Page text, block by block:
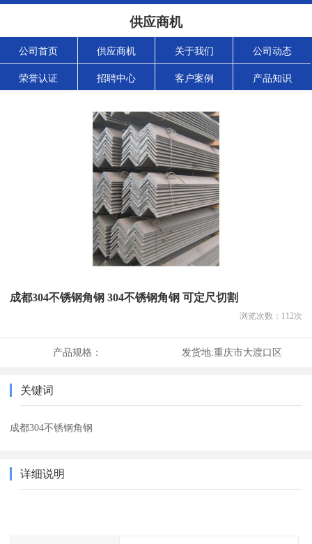
供应商机
公司首页 供应商机 关于我们 公司动态
荣誉认证 招聘中心 客户案例 产品知识
成都304不锈钢角钢 304不锈钢角钢 可定尺切割
浏览次数： 112次
产品规格： 发货地:重庆市大渡口区
关键词
成都304不锈钢角钢
详细说明